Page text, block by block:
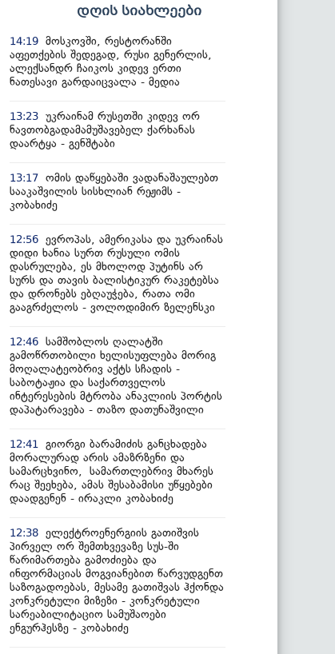
დღის სიახლეები
14:19 მოსკოვში, რესტორანში
აფეთქების შედეგად, რუსი გენერლის,
ალექსანდრ ჩაიკოს კიდევ ერთი
ნათესავი გარდაიცვალა - მედია
13:23 უკრაინამ რუსეთში კიდევ ორ
ნავთობგადამამუშავებელ ქარხანას
დაარტყა - გენშტაბი
13:17 ომის დაწყებაში ვადანაშაულებთ
სააკაშვილის სისხლიან რეჟიმს -
კობახიძე
12:56 ევროპას, ამერიკასა და უკრაინას
დიდი ხანია სურთ რუსული ომის
დასრულება, ეს მხოლოდ პუტინს არ
სურს და თავის ბალისტიკურ რაკეტებსა
და დრონებს ებღაუჭება, რათა ომი
გააგრძელოს - ვოლოდიმირ ზელენსკი
12:46 სამშობლოს ღალატში
გამოწრთობილი ხელისუფლება მორიგ
მოღალატეობრივ აქტს სჩადის -
საბოტაჟია და საქართველოს
ინტერესების მტრობა ანაკლიის პორტის
დაპატარავება - თაზო დათუნაშვილი
12:41
გიორგი ბარამიძის განცხადება
მორალურად არის ამაზრზენი და
სამარცხვინო, სამართლებრივ მხარეს
რაც შეეხება, ამას შესაბამისი უწყებები
დაადგენენ - ირაკლი კობახიძე
12:38 ელექტროენერგიის გათიშვის
პირველ ორ შემთხვევაზე სუს-ში
წარიმართება გამოძიება და
ინფორმაციას მოგვიანებით წარვუდგენთ
საზოგადოებას, მესამე გათიშვას ჰქონდა
კონკრეტული მიზეზი - კონკრეტული
სარეაბილიტაციო სამუშაოები
ენგურჰესზე - კობახიძე